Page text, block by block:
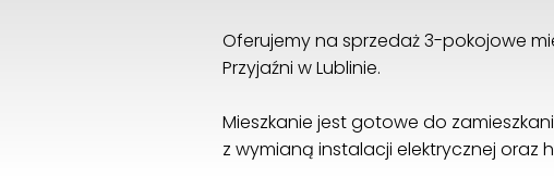
Oferujemy na sprzedaż 3-pokojowe
Przyjaźni w Lublinie.
Mieszkanie jest gotowe do
z wymianą instalacji elektrycznej oraz